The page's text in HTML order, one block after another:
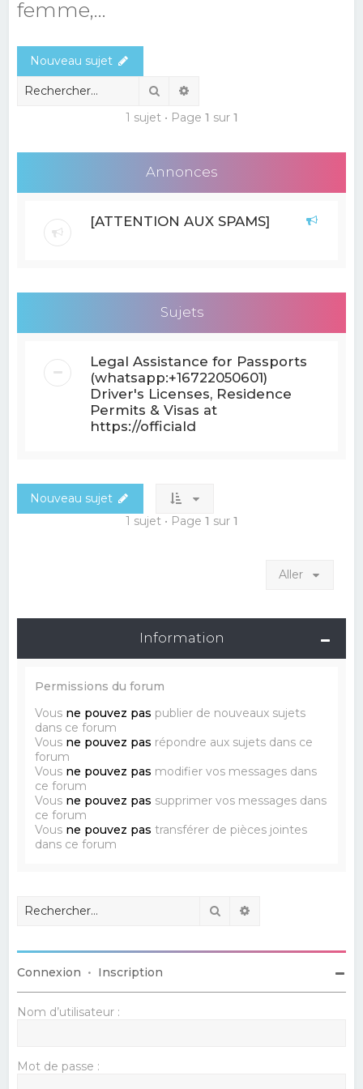
femme,...
Nouveau sujet
Rechercher
1 sujet • Page 1 sur 1
Annonces
[ATTENTION AUX SPAMS]
Sujets
Legal Assistance for Passports
(whatsapp:+16722050601)
Driver's Licenses, Residence
Permits & Visas at
https://officiald
Nouveau sujet
1 sujet • Page 1 sur 1
Aller
Information
Permissions du forum
Vous ne pouvez pas publier de nouveaux sujets
dans ce forum
Vous ne pouvez pas répondre aux sujets dans ce
forum
Vous ne pouvez pas modifier vos messages dans
ce forum
Vous ne pouvez pas supprimer vos messages dans
ce forum
Vous ne pouvez pas transférer de pièces jointes
dans ce forum
Rechercher
Connexion • Inscription
Nom d’utilisateur :
Mot de passe :